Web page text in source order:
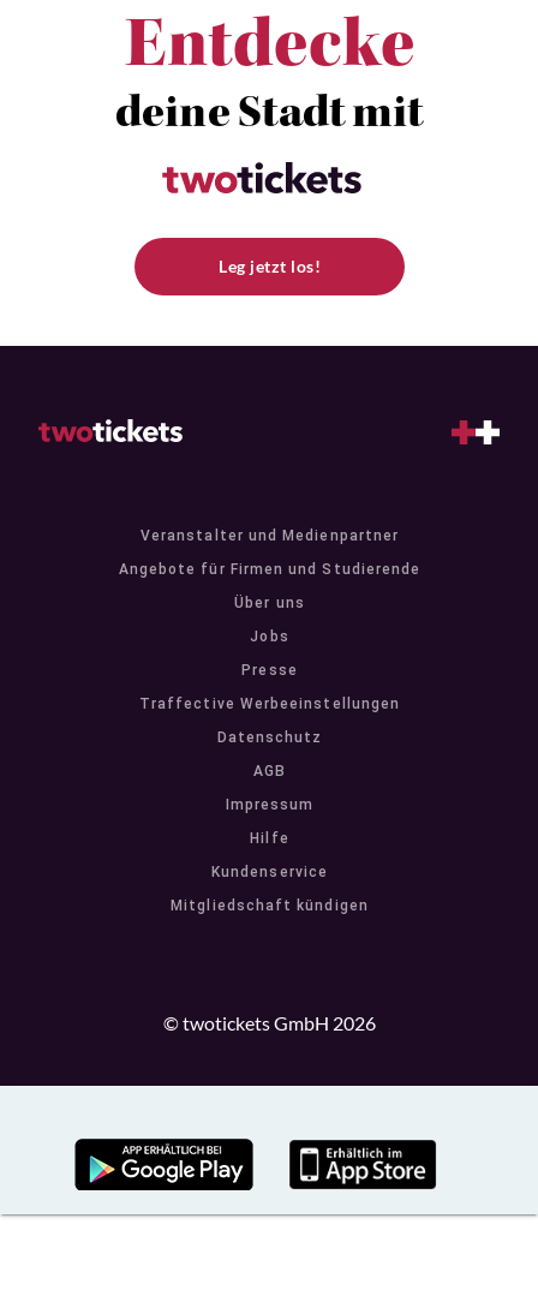
Entdecke
deine Stadt mit
Leg jetzt los!
Veranstalter und Medienpartner
Angebote für Firmen und Studierende
Über uns
Jobs
Presse
Traffective Werbeeinstellungen
Datenschutz
AGB
Impressum
Hilfe
Kundenservice
Mitgliedschaft kündigen
© twotickets GmbH 2026